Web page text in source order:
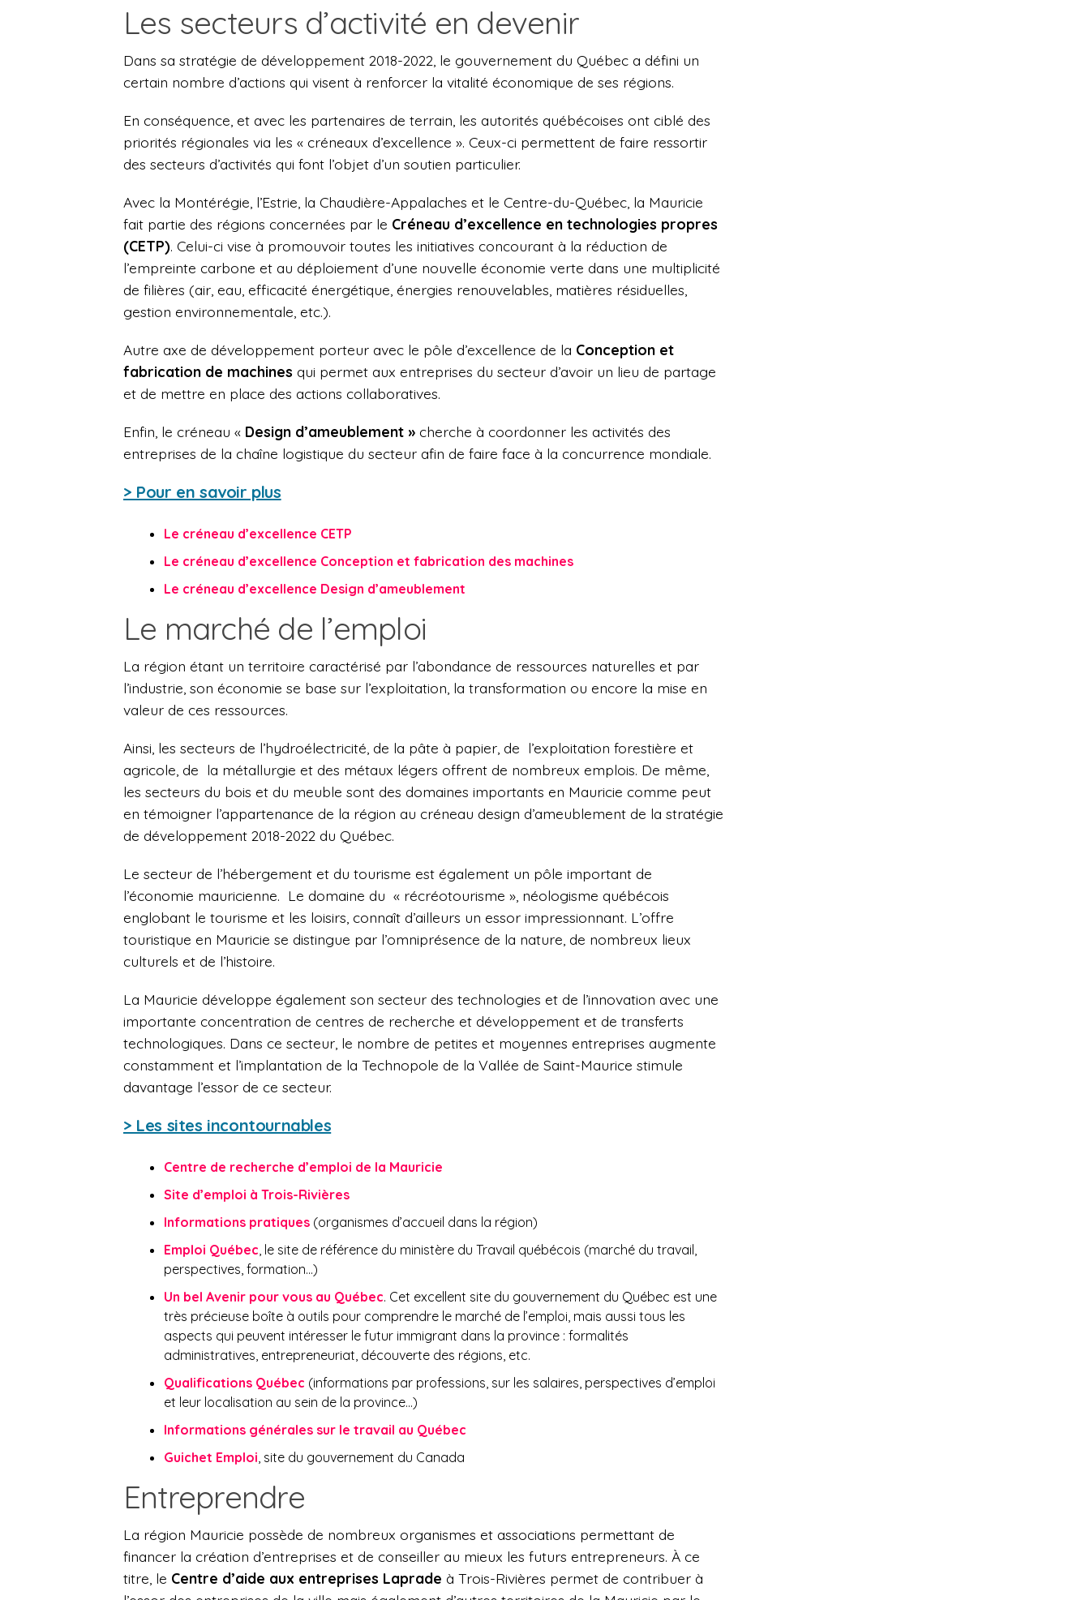
Les secteurs d’activité en devenir
Dans sa stratégie de développement 2018-2022, le gouvernement du Québec a défini un
certain nombre d’actions qui visent à renforcer la vitalité économique de ses régions.
En conséquence, et avec les partenaires de terrain, les autorités québécoises ont ciblé des
priorités régionales via les « créneaux d’excellence ». Ceux-ci permettent de faire ressortir
des secteurs d’activités qui font l’objet d’un soutien particulier.
Avec la Montérégie, l’Estrie, la Chaudière-Appalaches et le Centre-du-Québec, la Mauricie
fait partie des régions concernées par le Créneau d’excellence en technologies propres
(CETP). Celui-ci vise à promouvoir toutes les initiatives concourant à la réduction de
l’empreinte carbone et au déploiement d’une nouvelle économie verte dans une multiplicité
de filières (air, eau, efficacité énergétique, énergies renouvelables, matières résiduelles,
gestion environnementale, etc.).
Autre axe de développement porteur avec le pôle d’excellence de la Conception et
fabrication de machines qui permet aux entreprises du secteur d’avoir un lieu de partage
et de mettre en place des actions collaboratives.
Enfin, le créneau « Design d’ameublement » cherche à coordonner les activités des
entreprises de la chaîne logistique du secteur afin de faire face à la concurrence mondiale.
> Pour en savoir plus
Le créneau d’excellence CETP
Le créneau d’excellence Conception et fabrication des machines
Le créneau d’excellence Design d’ameublement
Le marché de l’emploi
La région étant un territoire caractérisé par l’abondance de ressources naturelles et par
l’industrie, son économie se base sur l’exploitation, la transformation ou encore la mise en
valeur de ces ressources.
Ainsi, les secteurs de l’hydroélectricité, de la pâte à papier, de l’exploitation forestière et
agricole, de la métallurgie et des métaux légers offrent de nombreux emplois. De même,
les secteurs du bois et du meuble sont des domaines importants en Mauricie comme peut
en témoigner l’appartenance de la région au créneau design d’ameublement de la stratégie
de développement 2018-2022 du Québec.
Le secteur de l’hébergement et du tourisme est également un pôle important de
l’économie mauricienne. Le domaine du « récréotourisme », néologisme québécois
englobant le tourisme et les loisirs, connaît d’ailleurs un essor impressionnant. L’offre
touristique en Mauricie se distingue par l’omniprésence de la nature, de nombreux lieux
culturels et de l’histoire.
La Mauricie développe également son secteur des technologies et de l’innovation avec une
importante concentration de centres de recherche et développement et de transferts
technologiques. Dans ce secteur, le nombre de petites et moyennes entreprises augmente
constamment et l’implantation de la Technopole de la Vallée de Saint-Maurice stimule
davantage l’essor de ce secteur.
> Les sites incontournables
Centre de recherche d’emploi de la Mauricie
Site d’emploi à Trois-Rivières
Informations pratiques (organismes d’accueil dans la région)
Emploi Québec, le site de référence du ministère du Travail québécois (marché du travail,
perspectives, formation…)
Un bel Avenir pour vous au Québec. Cet excellent site du gouvernement du Québec est une
très précieuse boîte à outils pour comprendre le marché de l’emploi, mais aussi tous les
aspects qui peuvent intéresser le futur immigrant dans la province : formalités
administratives, entrepreneuriat, découverte des régions, etc.
Qualifications Québec (informations par professions, sur les salaires, perspectives d’emploi
et leur localisation au sein de la province…)
Informations générales sur le travail au Québec
Guichet Emploi, site du gouvernement du Canada
Entreprendre
La région Mauricie possède de nombreux organismes et associations permettant de
financer la création d’entreprises et de conseiller au mieux les futurs entrepreneurs. À ce
titre, le Centre d’aide aux entreprises Laprade à Trois-Rivières permet de contribuer à